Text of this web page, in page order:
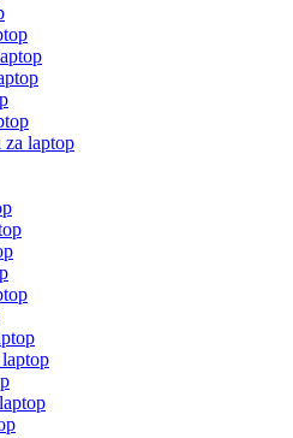
za laptop